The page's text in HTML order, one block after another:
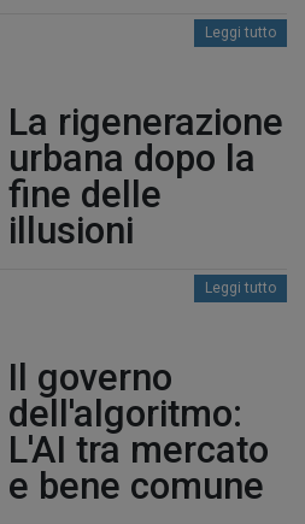
Leggi tutto
La rigenerazione
urbana dopo la
fine delle
illusioni
Leggi tutto
Il governo
dell'algoritmo:
L'AI tra mercato
e bene comune